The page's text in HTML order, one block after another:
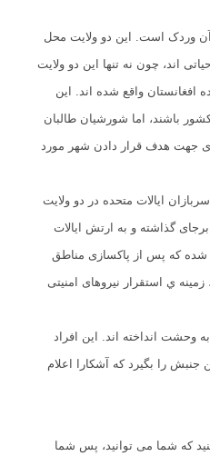
وردک است. این دو ولایت محل
بسیار حیاتی اند، چون نه تنها این دو ولایت
افغانستان واقع شده اند. این
باشند، اما شورشیان طالبان
جهت هدف قرار دادن شهر مورد
ایالات متحده در دو ولایت
برجای گذاشته و به ارتش ایالات
شده که پس از پاکسازی مناطق
ي استقرار نیروهای امنیتی
وحشت انداخته اند. این افراد
جنبش را بگیرد که آشکارا اعلام
که شما می توانید، پس شما